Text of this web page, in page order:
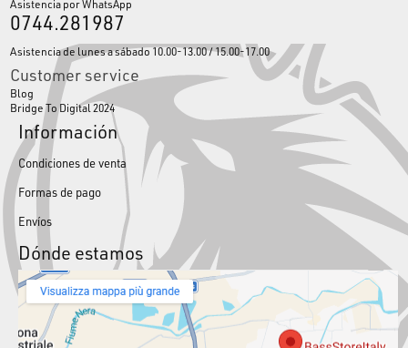
Asistencia por WhatsApp
0744.281987
Asistencia de lunes a sábado 10.00-13.00 / 15.00-17.00
Customer service
Blog
Bridge To Digital 2024
Información
Condiciones de venta
Formas de pago
Envíos
Dónde estamos